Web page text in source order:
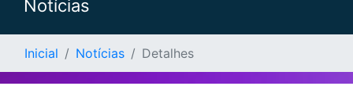
Notícias
Inicial Notícias Detalhes